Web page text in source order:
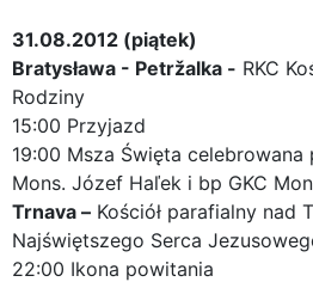
31.08.2012 (piątek)
Bratysława - Petržalka - RKC
Rodziny
15:00 Przyjazd
19:00 Msza Święta celebrowana
Mons. Józef Haľek i bp GKC
Trnava – Kościół parafialny nad
Najświętszego Serca
22:00 Ikona powitania